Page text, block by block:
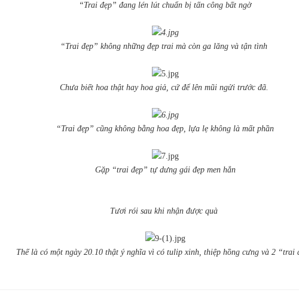
“Trai đẹp” đang lén lút chuẩn bị tấn công bất ngờ
“Trai đẹp” không những đẹp trai mà còn ga lăng và tận tình
Chưa biết hoa thật hay hoa giả, cứ để lên mũi ngửi trước đã.
“Trai đẹp” cũng không bằng hoa đẹp, lựa lẹ không là mất phần
Gặp “trai đẹp” tự dưng gái đẹp men hẳn
Tươi rói sau khi nhận được quà
Thế là có một ngày 20.10 thật ý nghĩa vì có tulip xinh, thiệp hồng cưng và 2 “trai